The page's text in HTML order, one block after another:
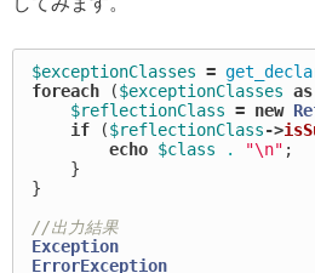
$exceptionClasses =
foreach
($exceptionClasses as
$reflectionClass = new
if
($reflectionClass->
echo $class . "\n" ;
}
}
//出力結果
Exception
ErrorException